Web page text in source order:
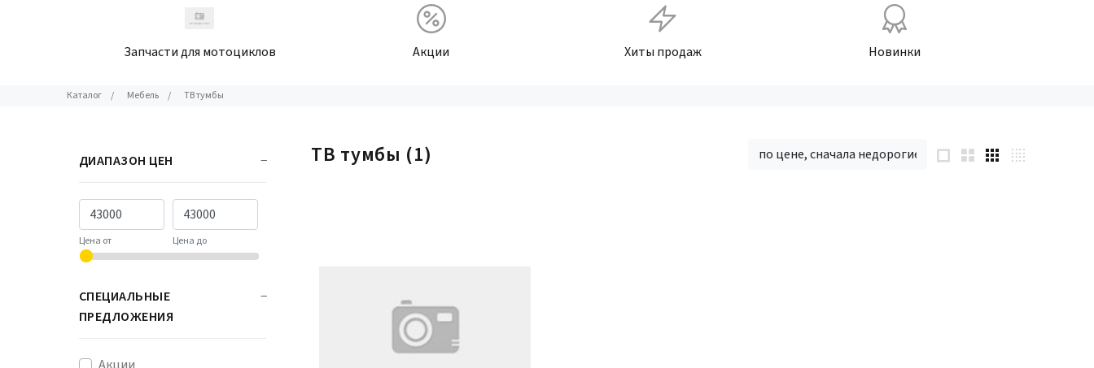
Запчасти для мотоциклов Акции Хиты продаж Новинки
Каталог / Мебель / ТВ тумбы
ДИАПАЗОН ЦЕН
Цена от Цена до
СПЕЦИАЛЬНЫЕ
ПРЕДЛОЖЕНИЯ
ТВ тумбы (1) по цене, сначала недорогие